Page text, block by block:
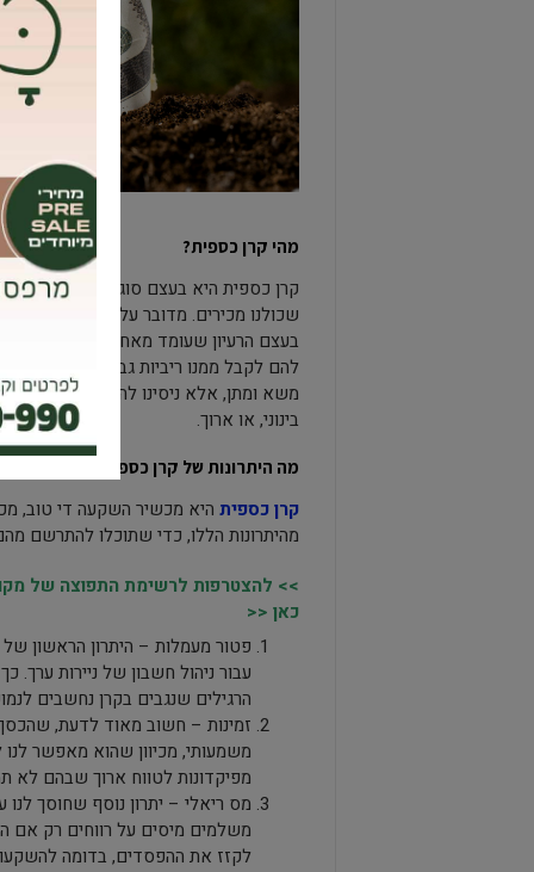
מהי קרן כספית?
קרן כספית היא בעצם סוג של קרן
שכולנו מכירים. מדובר על השקעה
בעצם הרעיון שעומד מאחורי הקרן
להם לקבל ממנו ריביות גבוהות יותר
משא ומתן, אלא ניסינו להסביר לכם כאן
בינוני, או ארוך.
מה היתרונות של קרן כספית?
קרן כספית היא מכשיר השקעה די טוב,
מהיתרונות הללו, כדי שתוכלו להתרשם
>> להצטרפות לרשימת התפוצה של
כאן <<
פטור מעמלות – היתרון הראשון
עבור ניהול חשבון של ניירות
הרגילים שנגבים בקרן נחשבים
זמינות – חשוב מאוד לדעת, שהכסף
משמעותי, מכיוון שהוא מאפשר
מפיקדונות לטווח ארוך שבהם
מס ריאלי – יתרון נוסף שחוסך
משלמים מיסים על רווחים רק אם
לקזז את ההפסדים, בדומה